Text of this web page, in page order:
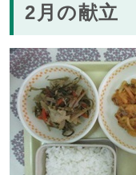
2月の献立